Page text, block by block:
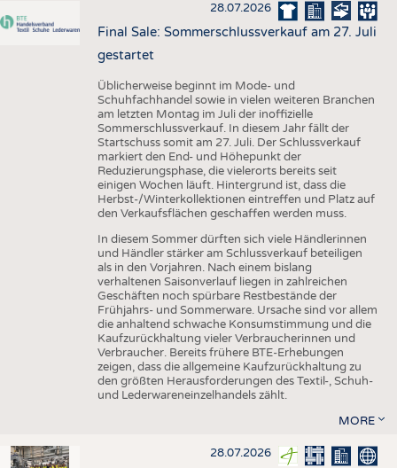
28.07.2026
Final Sale: Sommerschlussverkauf am 27. Juli
gestartet
Üblicherweise beginnt im Mode- und
Schuhfachhandel sowie in vielen weiteren Branchen
am letzten Montag im Juli der inoffizielle
Sommerschlussverkauf. In diesem Jahr fällt der
Startschuss somit am 27. Juli. Der Schlussverkauf
markiert den End- und Höhepunkt der
Reduzierungsphase, die vielerorts bereits seit
einigen Wochen läuft. Hintergrund ist, dass die
Herbst-/Winterkollektionen eintreffen und Platz auf
den Verkaufsflächen geschaffen werden muss.
In diesem Sommer dürften sich viele Händlerinnen
und Händler stärker am Schlussverkauf beteiligen
als in den Vorjahren. Nach einem bislang
verhaltenen Saisonverlauf liegen in zahlreichen
Geschäften noch spürbare Restbestände der
Frühjahrs- und Sommerware. Ursache sind vor allem
die anhaltend schwache Konsumstimmung und die
Kaufzurückhaltung vieler Verbraucherinnen und
Verbraucher. Bereits frühere BTE-Erhebungen
zeigen, dass die allgemeine Kaufzurückhaltung zu
den größten Herausforderungen des Textil-, Schuh-
und Lederwareneinzelhandels zählt.
MORE
28.07.2026